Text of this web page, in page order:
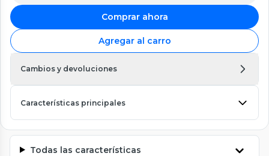
Comprar ahora
Agregar al carro
Cambios y devoluciones
Características principales
Todas las características